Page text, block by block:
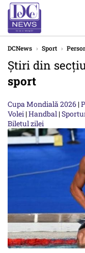
DCNews › Sport ›
Știri din
sport
Cupa Mondială 2026 |
Volei |Handbal |
Biletul zilei